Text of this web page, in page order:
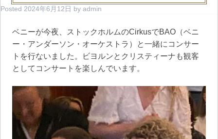
Posted 2024年6月12日 by admin
ベニーが今夜、ストックホルムのCirkusでBAO（ベニ
ー・アンダーソン・オーケストラ）と一緒にコンサー
トを行ないました。ビヨルンとクリスティーナも観客
としてコンサートを楽しんでいます。